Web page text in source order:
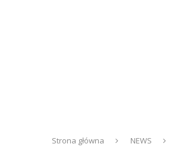
Strona główna NEWS